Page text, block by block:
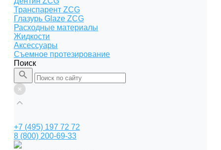
Транспарент ZCG
Глазурь Glaze ZCG
Расходные материалы
Жидкости
Аксессуары
Съемное протезирование
Поиск
+7 (495) 197 72 72
8 (800) 200-69-33